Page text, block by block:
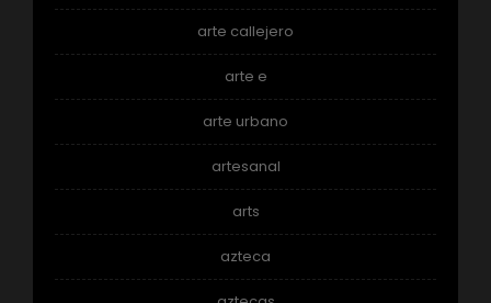
arte callejero
arte e
arte urbano
artesanal
arts
azteca